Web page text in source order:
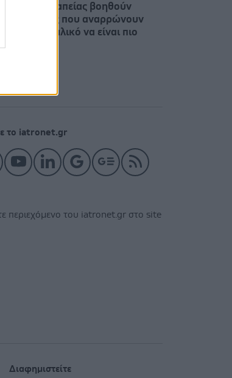
Σκύλοι θεραπείας βοηθούν
ανθρώπους που αναρρώνουν
από εγκεφαλικό να είναι πιο
δραστήριοι
το iatronet.gr
περιεχόμενο του iatronet.gr στο site
Διαφημιστείτε